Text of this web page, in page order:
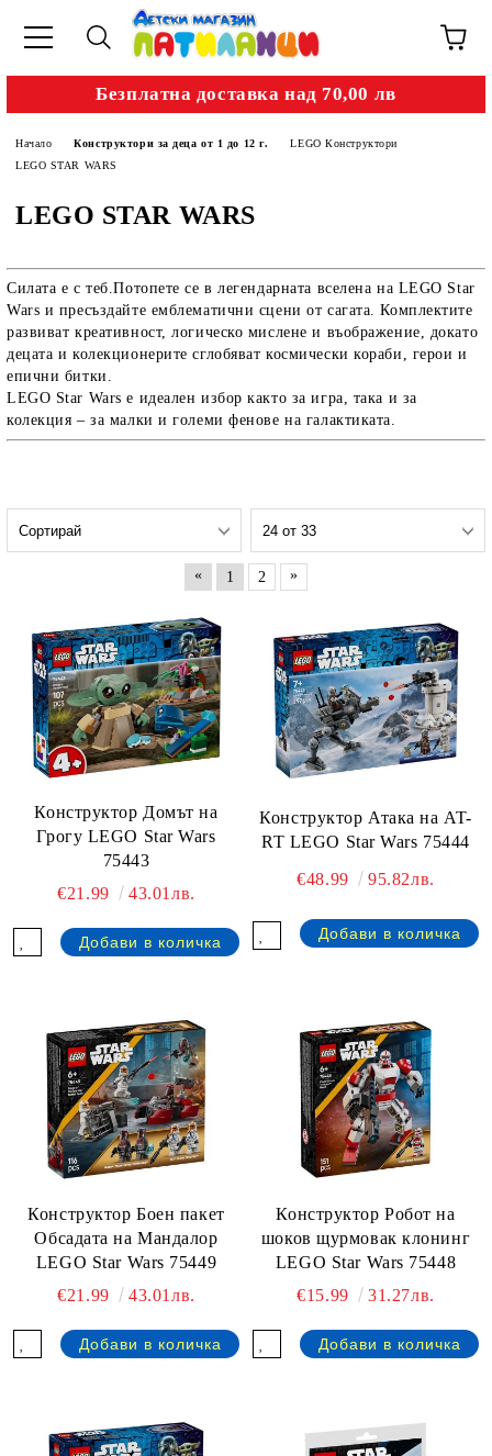
Безплатна доставка над 70,00 лв
Начало Конструктори за деца от 1 до 12 г.
LEGO Конструктори
LEGO STAR WARS
LEGO STAR WARS
Силата е с теб.Потопете се в легендарната вселена на LEGO Star
Wars и пресъздайте емблематични сцени от сагата. Комплектите
развиват креативност, логическо мислене и въображение, докато
децата и колекционерите сглобяват космически кораби, герои и
епични битки.
LEGO Star Wars е идеален избор както за игра, така и за
колекция – за малки и големи фенове на галактиката.
« 1 2 »
Конструктор Домът на
Грогу LEGO Star Wars
75443
€21.99
43.01лв.
Конструктор Атака на AT-
RT LEGO Star Wars 75444
€48.99 95.82лв.
Конструктор Боен пакет
Обсадата на Мандалор
LEGO Star Wars 75449
€21.99
43.01лв.
Конструктор Робот на
шоков щурмовак клонинг
LEGO Star Wars 75448
€15.99
31.27лв.